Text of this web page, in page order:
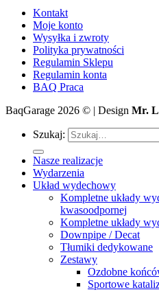
Kontakt
Moje konto
Wysyłka i zwroty
Polityka prywatności
Regulamin Sklepu
Regulamin konta
BAQ Praca
BaqGarage 2026 © | Design Mr.
Szukaj:
Nasze realizacje
Wydarzenia
Układ wydechowy
Kompletne układy
kwasoodpornej
Kompletne układy
Downpipe / Decat
Tłumiki dedykowane
Zestawy
Ozdobne
Sportowe